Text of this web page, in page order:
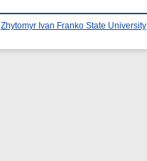
Zhytomyr Ivan Franko State University